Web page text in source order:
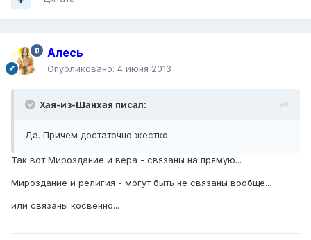
Алесь
Опубликовано: 4 июня 2013
Хая-из-Шанхая писал:
Да. Причем достаточно жестко.
Так вот Мироздание и вера - связаны на прямую...
Мироздание и религия - могут быть не связаны вообще...
или связаны косвенно...